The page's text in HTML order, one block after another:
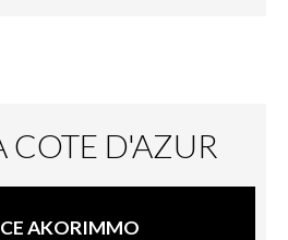
COTE D'AZUR
AKORIMMO